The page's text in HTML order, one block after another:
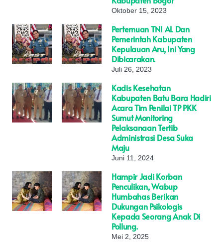
Oktober 15, 2023
Pertemuan TNI AL Dan
Pemerintah Kabupaten
Kepulauan Aru, Ini Yang
Dibicarakan.
Juli 26, 2023
Kadis Kesehatan
Kabupaten Batu Bara Hadiri
Acara Tim Penilai TP PKK
Sumut Monitoring
Pelaksanaan Tertib
Administrasi Desa Suka
Maju
Juni 11, 2024
Hampir Jadi Korban
Penculikan, Wabup
Humbahas Berikan
Dukungan Psikologis
Kepada Seorang Anak Di
Pollung.
Mei 2, 2025